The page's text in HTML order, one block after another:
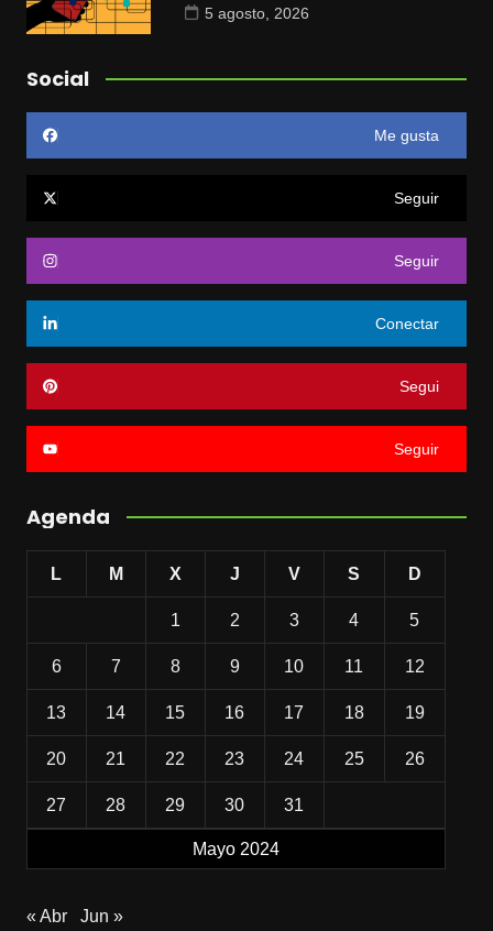
5 agosto, 2026
Social
Me gusta
Seguir
Seguir
Conectar
Segui
Seguir
Agenda
Mayo 2024
L M X J V S D
1 2 3 4 5
6 7 8 9 10 11 12
13 14 15 16 17 18 19
20 21 22 23 24 25 26
27 28 29 30 31
« Abr Jun »